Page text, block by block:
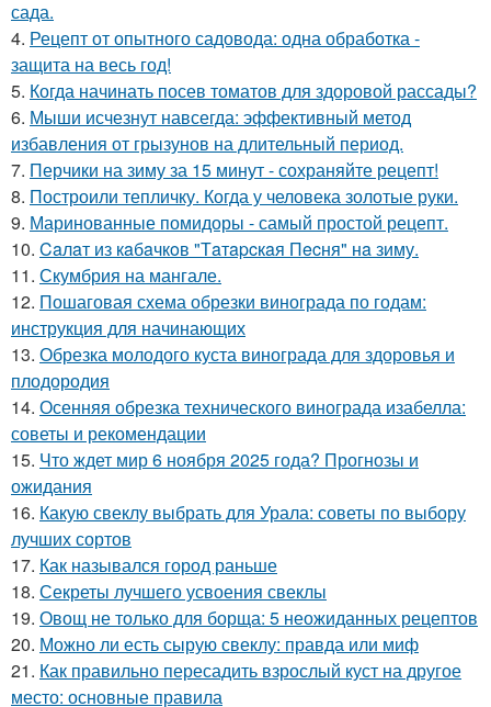
сада.
4. Рецепт от опытного садовода: одна обработка -
защита на весь год!
5. Когда начинать посев томатов для здоровой рассады?
6. Мыши исчезнут навсегда: эффективный метод
избавления от грызунов на длительный период.
7. Перчики на зиму за 15 минут - сохраняйте рецепт!
8. Построили тепличку. Когда у человека золотые руки.
9. Маринованные помидоры - самый простой рецепт.
10. Caлaт из кaбaчкoв "Тaтapcкaя Пecня" нa зиму.
11. Скумбрия на мангале.
12. Пошаговая схема обрезки винограда по годам:
инструкция для начинающих
13. Обрезка молодого куста винограда для здоровья и
плодородия
14. Осенняя обрезка технического винограда изабелла:
советы и рекомендации
15. Что ждет мир 6 ноября 2025 года? Прогнозы и
ожидания
16. Какую свеклу выбрать для Урала: советы по выбору
лучших сортов
17. Как назывался город раньше
18. Секреты лучшего усвоения свеклы
19. Овощ не только для борща: 5 неожиданных рецептов
20. Можно ли есть сырую свеклу: правда или миф
21. Как правильно пересадить взрослый куст на другое
место: основные правила